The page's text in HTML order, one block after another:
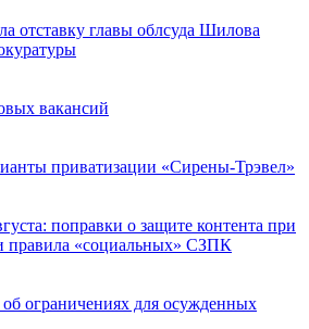
отставку главы облсуда Шилова
вакансий
приватизации «Сирены-Трэвел»
поправки о защите контента при
правила «социальных» СЗПК
ограничениях для осужденных